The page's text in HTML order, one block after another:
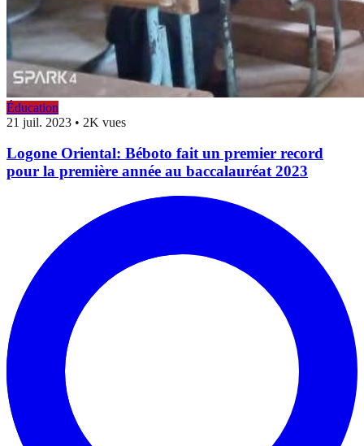
Éducation
21 juil. 2023 • 2K vues
Logone Oriental: Béboto fait un premier record
pour la première année au baccalauréat 2023